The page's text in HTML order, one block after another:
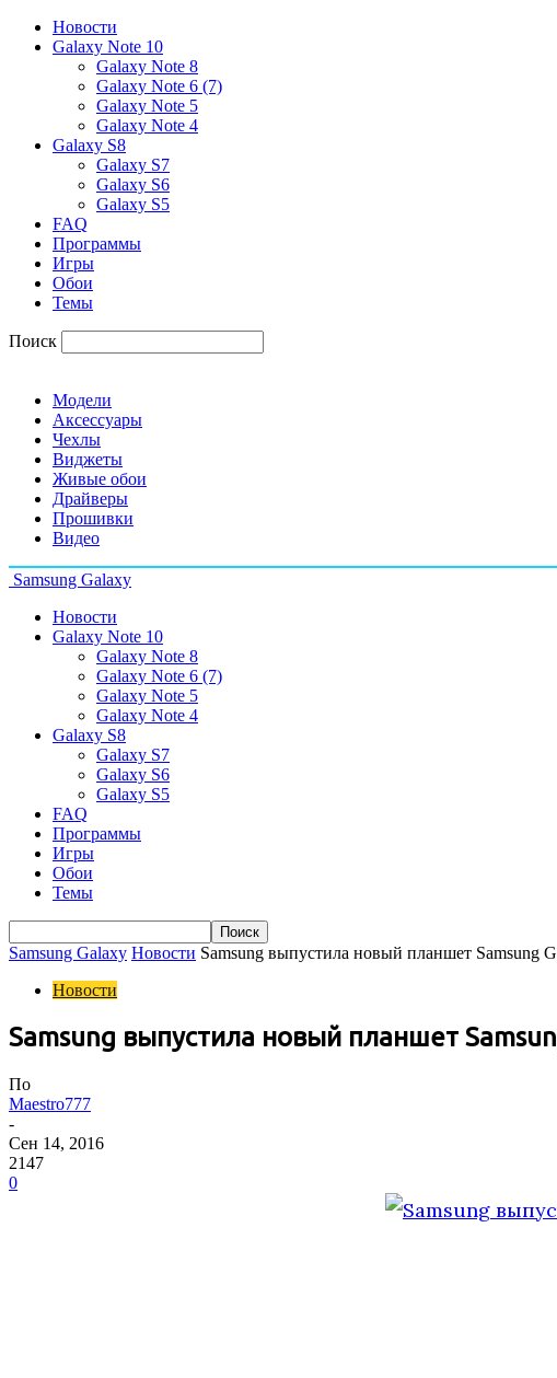
Новости
Galaxy Note 10
Galaxy Note 8
Galaxy Note 6 (7)
Galaxy Note 5
Galaxy Note 4
Galaxy S8
Galaxy S7
Galaxy S6
Galaxy S5
FAQ
Программы
Игры
Обои
Темы
Поиск
Модели
Аксессуары
Чехлы
Виджеты
Живые обои
Драйверы
Прошивки
Видео
Samsung Galaxy
Новости
Galaxy Note 10
Galaxy Note 8
Galaxy Note 6 (7)
Galaxy Note 5
Galaxy Note 4
Galaxy S8
Galaxy S7
Galaxy S6
Galaxy S5
FAQ
Программы
Игры
Обои
Темы
Samsung Galaxy Новости Samsung выпустила новый планшет Samsung
Новости
Samsung выпустила новый планшет
По
Maestro777
-
Сен 14, 2016
2147
0